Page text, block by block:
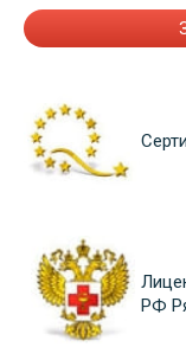
РФ